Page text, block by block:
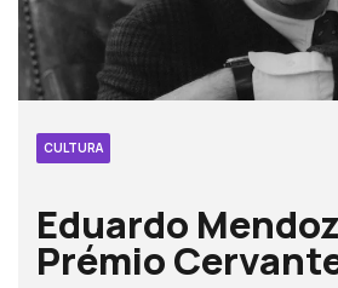
CULTURA
Eduardo
Prémio